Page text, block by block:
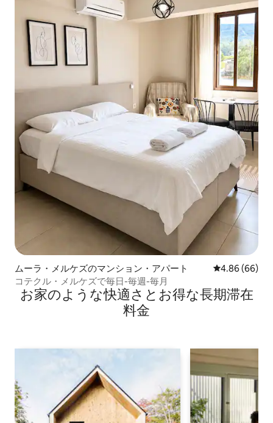
ムーラ・メルケズのマンション・アパート レビュー66件
4.86 (66)
コテクル・メルケズで毎日-毎週-毎月
お家のような快⁠適⁠さ⁠とお⁠得⁠な長⁠期⁠滞⁠在
料⁠金